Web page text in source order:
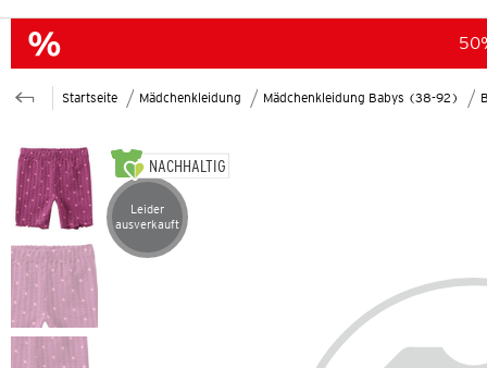
Startseite Mädchenkleidung Mädchenkleidung Babys (38-92)
NACHHALTIG
Artikel leider ausverkauft
Leider
ausverkauft